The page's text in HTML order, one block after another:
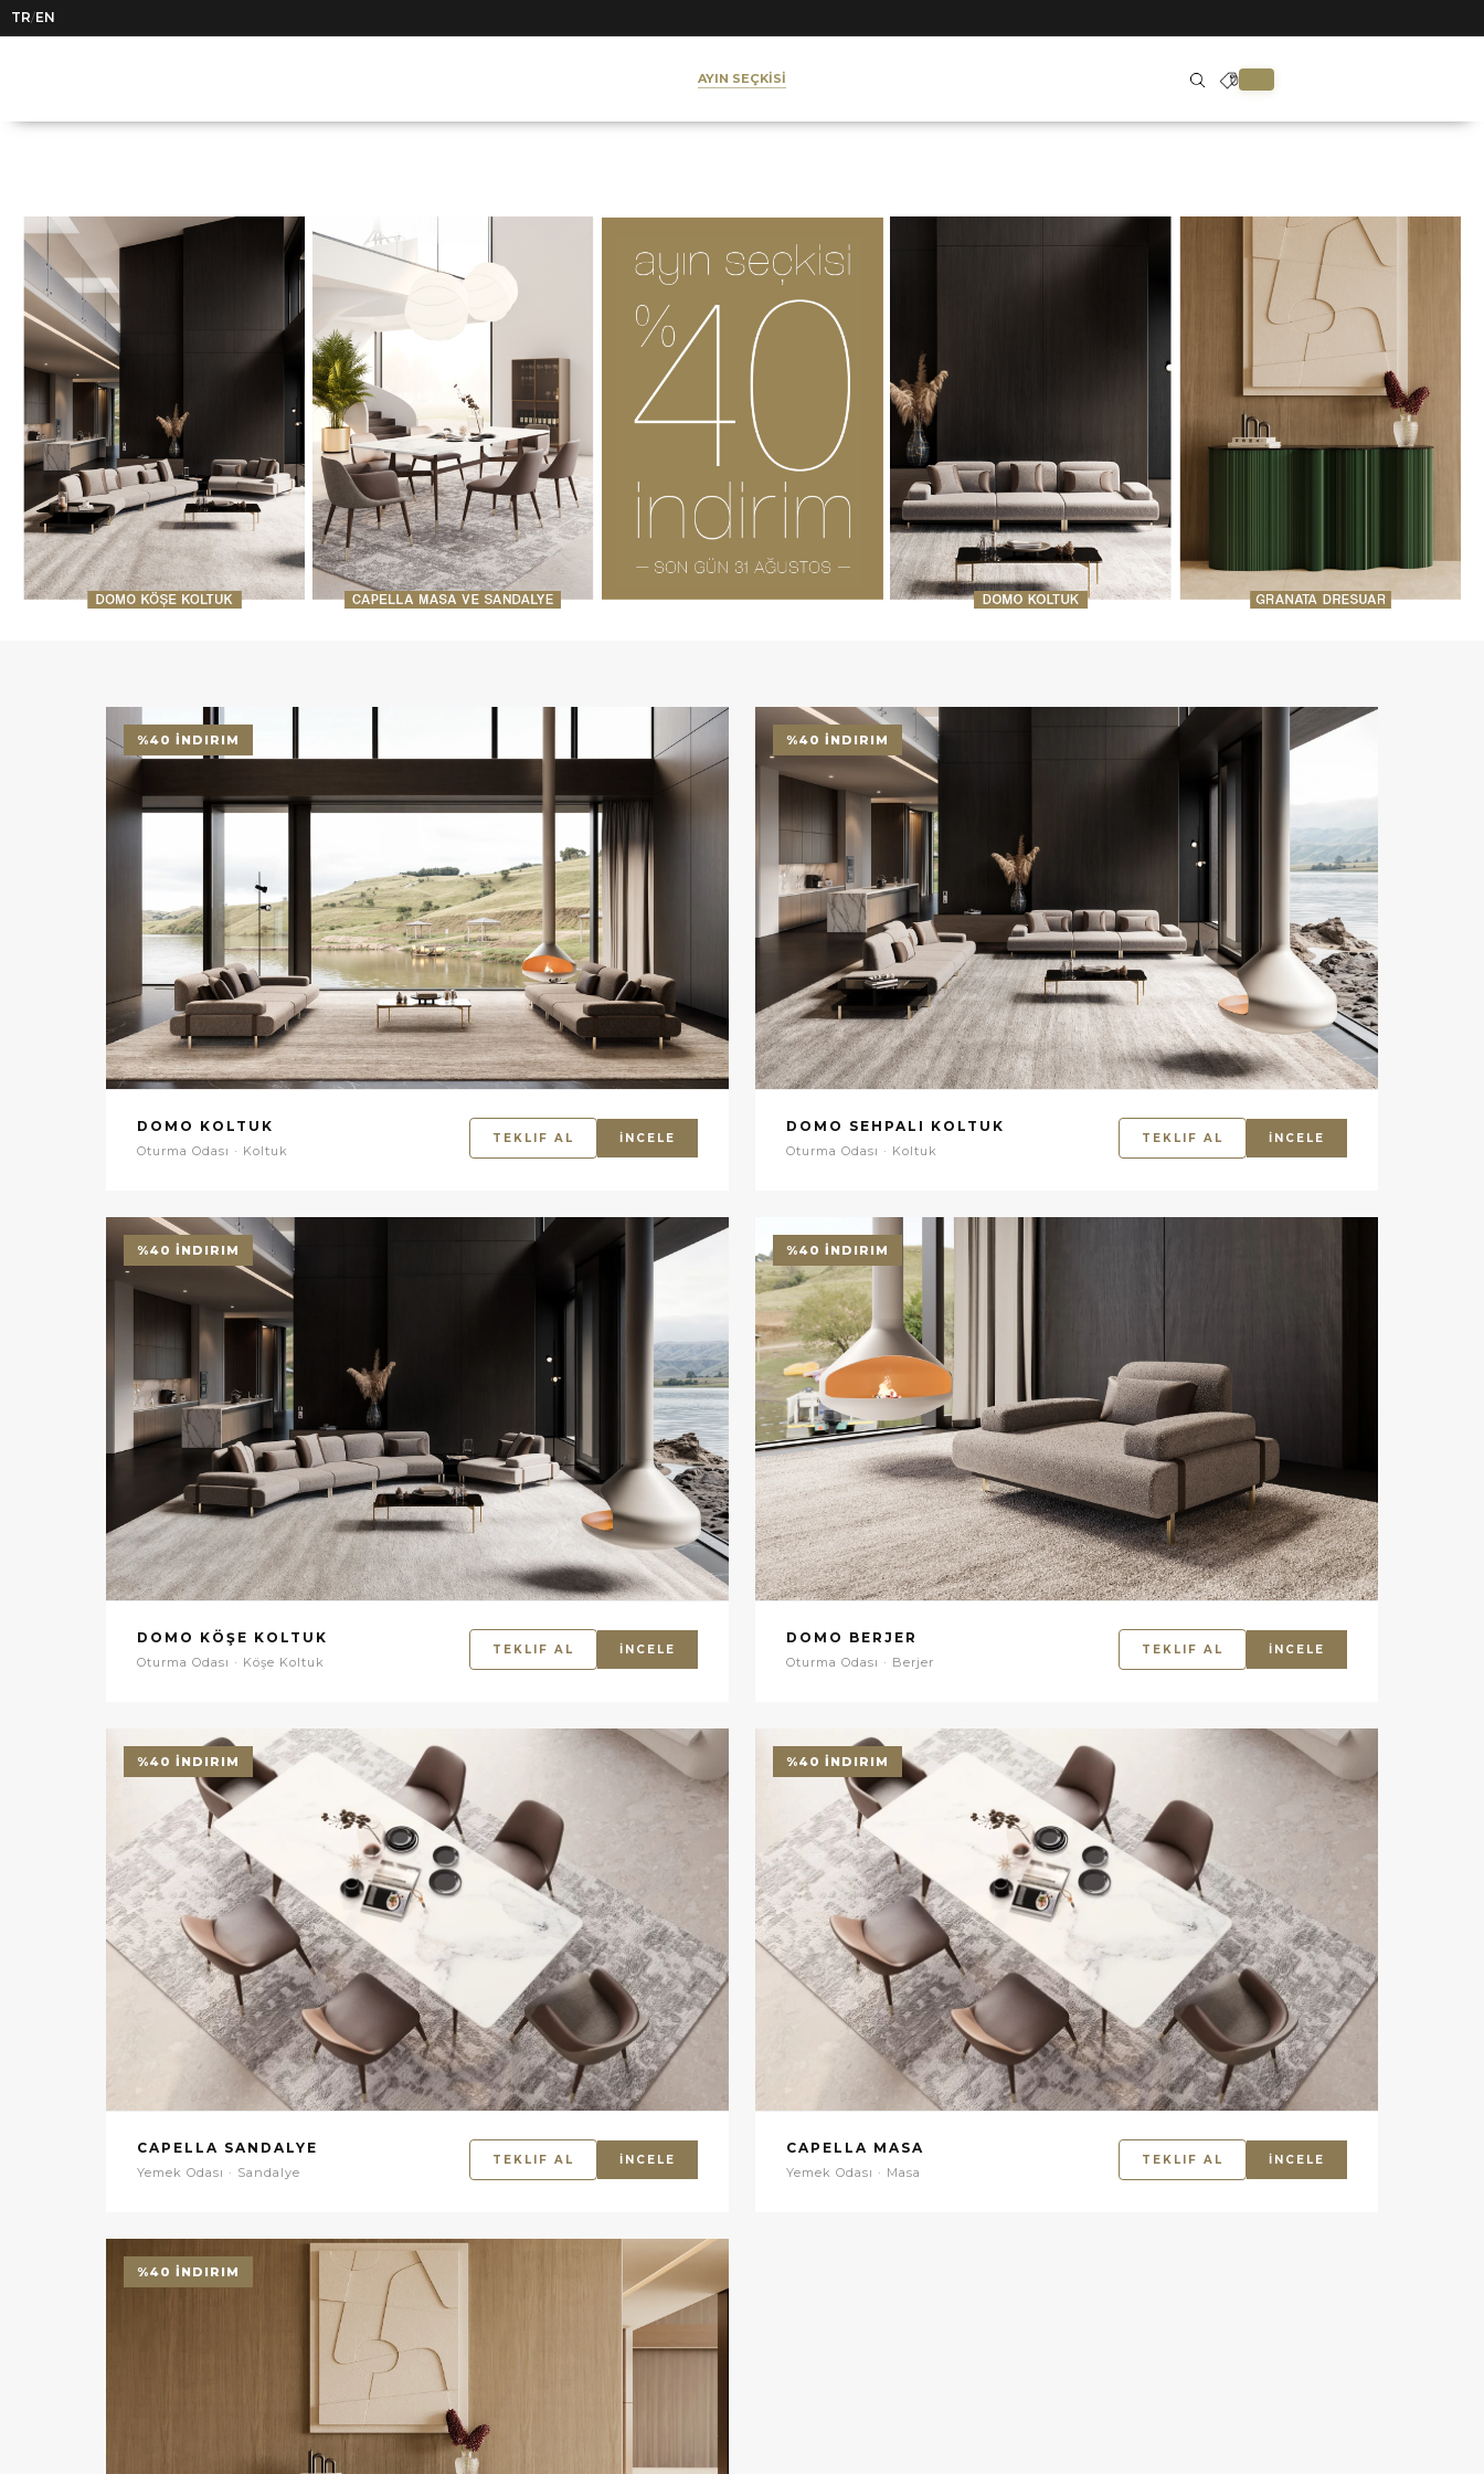
TR/EN
AYIN SEÇKİSİ
%40 İNDIRIM
DOMO KOLTUK
Oturma Odası · Koltuk
TEKLIF AL İNCELE
%40 İNDIRIM
DOMO SEHPALI KOLTUK
Oturma Odası · Koltuk
TEKLIF AL İNCELE
%40 İNDIRIM
DOMO KÖŞE KOLTUK
Oturma Odası · Köşe Koltuk
TEKLIF AL İNCELE
%40 İNDIRIM
DOMO BERJER
Oturma Odası · Berjer
TEKLIF AL İNCELE
%40 İNDIRIM
CAPELLA SANDALYE
Yemek Odası · Sandalye
TEKLIF AL İNCELE
%40 İNDIRIM
CAPELLA MASA
Yemek Odası · Masa
TEKLIF AL İNCELE
%40 İNDIRIM